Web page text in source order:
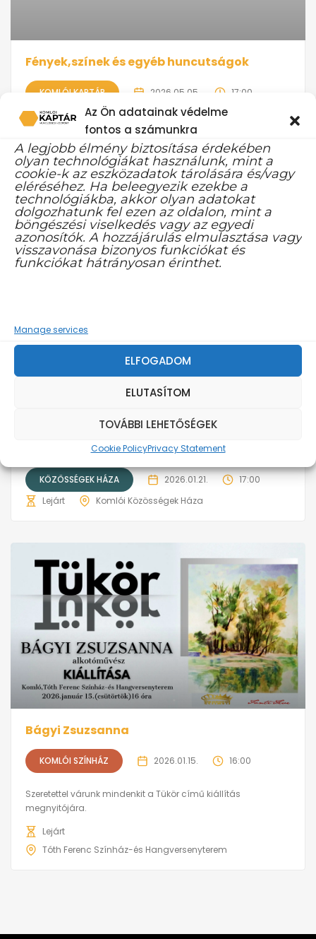
Az Ön adatainak védelme
fontos a számunkra
A legjobb élmény biztosítása érdekében
olyan technológiákat használunk, mint a
cookie-k az eszközadatok tárolására és/vagy
eléréséhez. Ha beleegyezik ezekbe a
technológiákba, akkor olyan adatokat
dolgozhatunk fel ezen az oldalon, mint a
böngészési viselkedés vagy az egyedi
azonosítók. A hozzájárulás elmulasztása vagy
visszavonása bizonyos funkciókat és
funkciókat hátrányosan érinthet.
Manage services
ELFOGADOM
ELUTASÍTOM
TOVÁBBI LEHETŐSÉGEK
Cookie PolicyPrivacy Statement
Fények,színek és egyéb huncutságok
KOMLÓI KAPTÁR 2026.05.05. 17:00
Drobina Mari fotós bemutatkozó kiállítása mellett Pintér
kiállításon a Kaptárban. A Színek, fényes, huncutságok című
tárlatot Schneider Angéla nyitja meg. Két ellentétes világ
találkozik egy kiállításon. Különleges kortárs táncjáték az
emberi...
Lejárt
Komlói Kaptár ingyenes
A Díszítőművészeti Műhely Kiállítása
KÖZÖSSÉGEK HÁZA 2026.01.21.
17:00
Lejárt
Komlói Közösségek Háza
Bágyi Zsuzsanna
KOMLÓI SZÍNHÁZ 2026.01.15. 16:00
Szeretettel várunk mindenkit a Tükör című kiállítás
megnyitójára.
Lejárt
Tóth Ferenc Színház-és Hangversenyterem